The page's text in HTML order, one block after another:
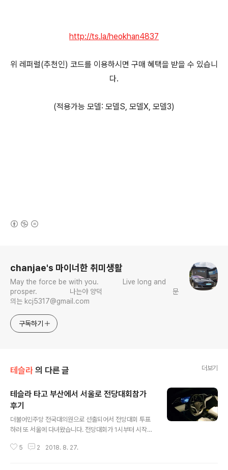
http://ts.la/heokhan4837
위 레퍼럴(추천인) 코드를 이용하시면 구매 혜택을 받을 수 있습니
다.
(적용가능 모델: 모델S, 모델X, 모델3)
chanjae's 마이너한 취미생활
May the force be with you. Live long and
prosper. 나는야 양덕 문
의는 kcj5317@gmail.com
구독하기
테슬라 의 다른 글 더보기
테슬라 타고 부산에서 서울로 전당대회참가
후기
더불어민주당 전국대의원으로 선출되어서 전당대회 투표
하러 또 서울에 다녀왔습니다. 전당대회가 1시부터 시작이
터리는 88% 전당대회 입장시간인 12시30분까지는 아직
5 2 2018. 8. 27.